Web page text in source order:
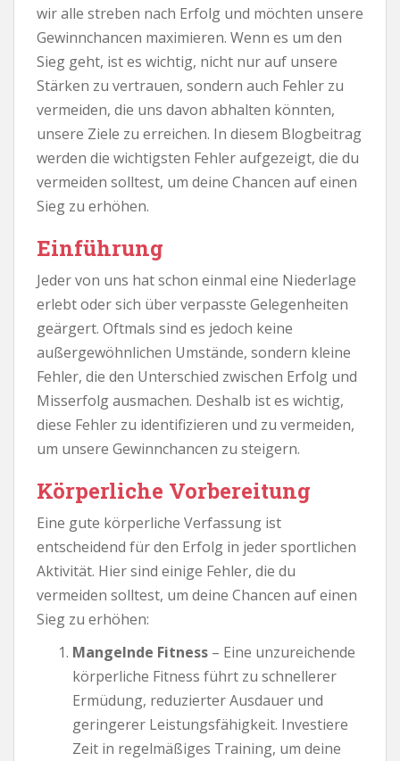
wir alle streben nach Erfolg und möchten unsere
Gewinnchancen maximieren. Wenn es um den
Sieg geht, ist es wichtig, nicht nur auf unsere
Stärken zu vertrauen, sondern auch Fehler zu
vermeiden, die uns davon abhalten könnten,
unsere Ziele zu erreichen. In diesem Blogbeitrag
werden die wichtigsten Fehler aufgezeigt, die du
vermeiden solltest, um deine Chancen auf einen
Sieg zu erhöhen.
Einführung
Jeder von uns hat schon einmal eine Niederlage
erlebt oder sich über verpasste Gelegenheiten
geärgert. Oftmals sind es jedoch keine
außergewöhnlichen Umstände, sondern kleine
Fehler, die den Unterschied zwischen Erfolg und
Misserfolg ausmachen. Deshalb ist es wichtig,
diese Fehler zu identifizieren und zu vermeiden,
um unsere Gewinnchancen zu steigern.
Körperliche Vorbereitung
Eine gute körperliche Verfassung ist
entscheidend für den Erfolg in jeder sportlichen
Aktivität. Hier sind einige Fehler, die du
vermeiden solltest, um deine Chancen auf einen
Sieg zu erhöhen:
Mangelnde Fitness – Eine unzureichende
körperliche Fitness führt zu schnellerer
Ermüdung, reduzierter Ausdauer und
geringerer Leistungsfähigkeit. Investiere
Zeit in regelmäßiges Training, um deine